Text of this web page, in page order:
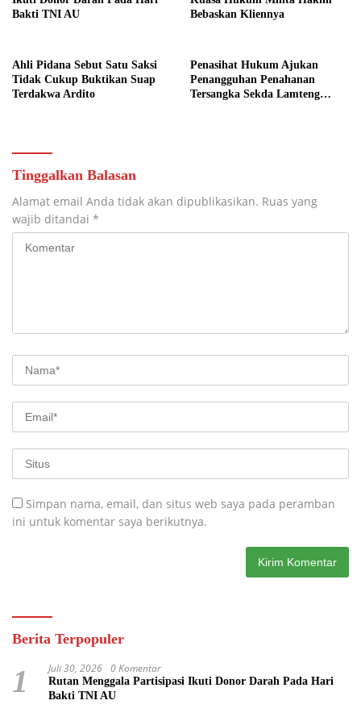
Bakti TNI AU
Bebaskan Kliennya
Ahli Pidana Sebut Satu Saksi
Tidak Cukup Buktikan Suap
Terdakwa Ardito
Penasihat Hukum Ajukan
Penangguhan Penahanan
Tersangka Sekda Lamteng
Tinggalkan Balasan
Alamat email Anda tidak akan dipublikasikan. Ruas yang
wajib ditandai *
Simpan nama, email, dan situs web saya pada peramban
ini untuk komentar saya berikutnya.
Berita Terpopuler
1 Juli 30, 2026 0 Komentar
Rutan Menggala Partisipasi Ikuti Donor Darah Pada Hari
Bakti TNI AU